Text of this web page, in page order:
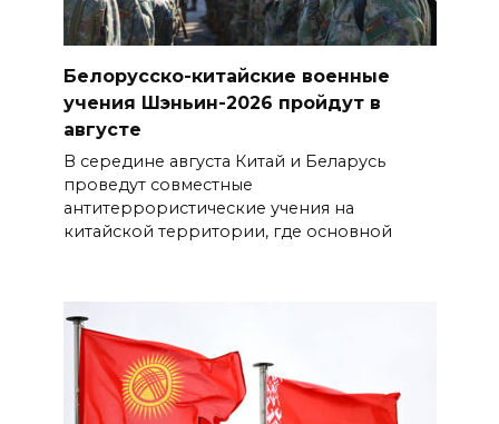
Белорусско-китайские военные
учения Шэньин-2026 пройдут в
августе
В середине августа Китай и Беларусь
проведут совместные
антитеррористические учения на
китайской территории, где основной